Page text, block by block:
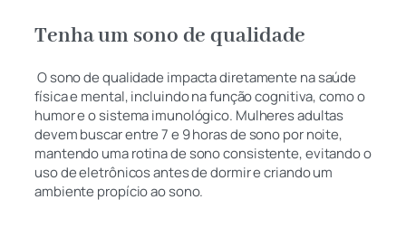
Tenha um sono de qualidade
O sono de qualidade impacta diretamente na saúde
física e mental, incluindo na função cognitiva, como o
humor e o sistema imunológico. Mulheres adultas
devem buscar entre 7 e 9 horas de sono por noite,
mantendo uma rotina de sono consistente, evitando o
uso de eletrônicos antes de dormir e criando um
ambiente propício ao sono.